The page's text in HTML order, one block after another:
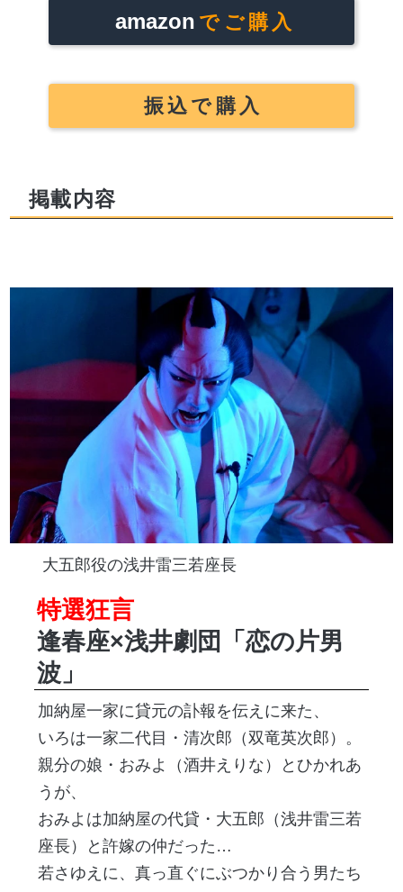
amazon でご購入
振込で購入
掲載内容
大五郎役の浅井雷三若座長
特選狂言
逢春座×浅井劇団「恋の片男
波」
加納屋一家に貸元の訃報を伝えに来た、
いろは一家二代目・清次郎（双竜英次郎）。
親分の娘・おみよ（酒井えりな）とひかれあ
うが、
おみよは加納屋の代貸・大五郎（浅井雷三若
座長）と許嫁の仲だった…
若さゆえに、真っ直ぐにぶつかり合う男たち